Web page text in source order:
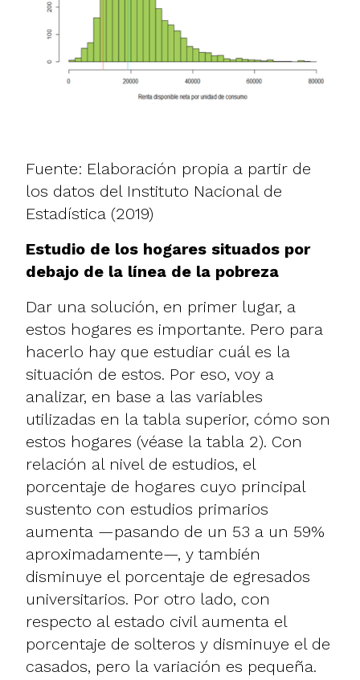
Fuente: Elaboración propia a partir de
los datos del Instituto Nacional de
Estadística (2019)
Estudio de los hogares situados por
debajo de la línea de la pobreza
Dar una solución, en primer lugar, a
estos hogares es importante. Pero para
hacerlo hay que estudiar cuál es la
situación de estos. Por eso, voy a
analizar, en base a las variables
utilizadas en la tabla superior, cómo son
estos hogares (véase la tabla 2). Con
relación al nivel de estudios, el
porcentaje de hogares cuyo principal
sustento con estudios primarios
aumenta —pasando de un 53 a un 59%
aproximadamente—, y también
disminuye el porcentaje de egresados
universitarios. Por otro lado, con
respecto al estado civil aumenta el
porcentaje de solteros y disminuye el de
casados, pero la variación es pequeña.